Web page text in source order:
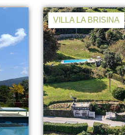
VILLA LA BRISINA